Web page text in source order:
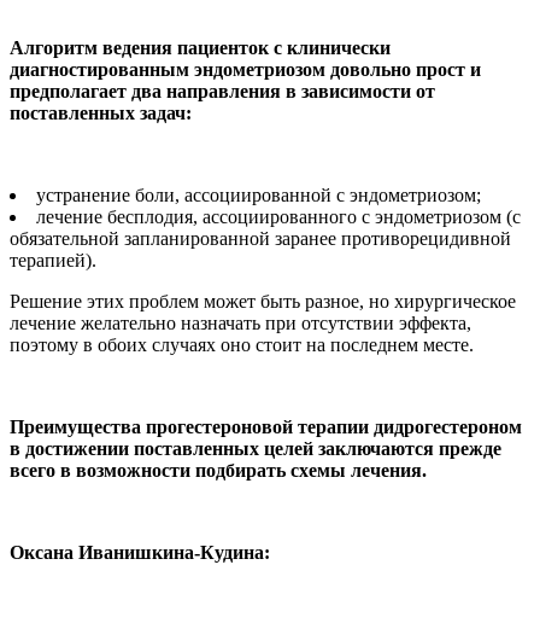
Алгоритм ведения пациенток с клинически
диагностированным эндометриозом довольно прост и
предполагает два направления в зависимости от
поставленных задач:
устранение боли, ассоциированной с эндометриозом;
лечение бесплодия, ассоциированного с эндометриозом (с
обязательной запланированной заранее противорецидивной
терапией).
Решение этих проблем может быть разное, но хирургическое
лечение желательно назначать при отсутствии эффекта,
поэтому в обоих случаях оно стоит на последнем месте.
Преимущества прогестероновой терапии дидрогестероном
в достижении поставленных целей заключаются прежде
всего в возможности подбирать схемы лечения.
Оксана Иванишкина-Кудина: